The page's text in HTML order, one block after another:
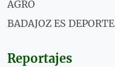
AGRO
BADAJOZ ES DEPORTE
Reportajes